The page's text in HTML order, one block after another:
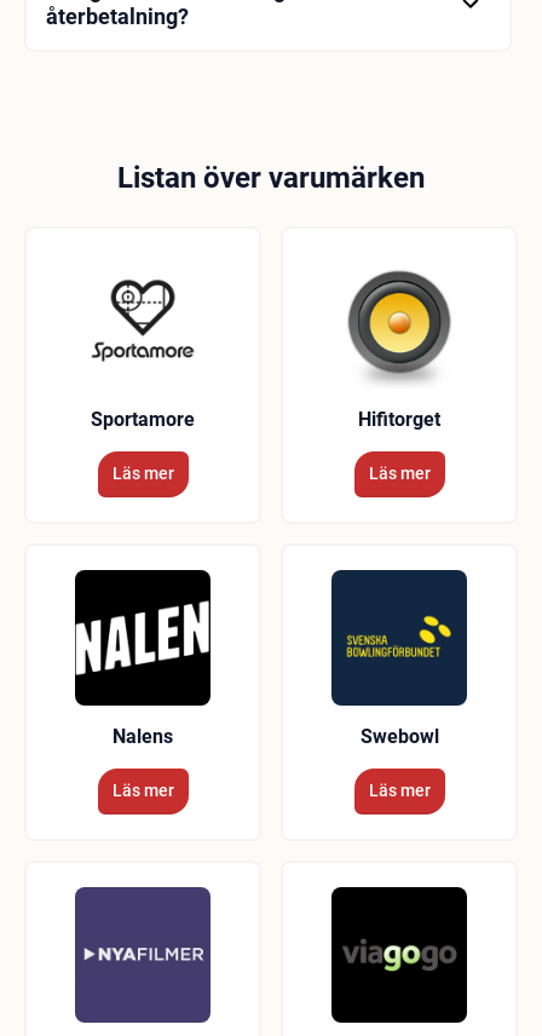
återbetalning?
Listan över varumärken
Sportamore
Läs mer
Hifitorget
Läs mer
Nalens
Läs mer
Swebowl
Läs mer